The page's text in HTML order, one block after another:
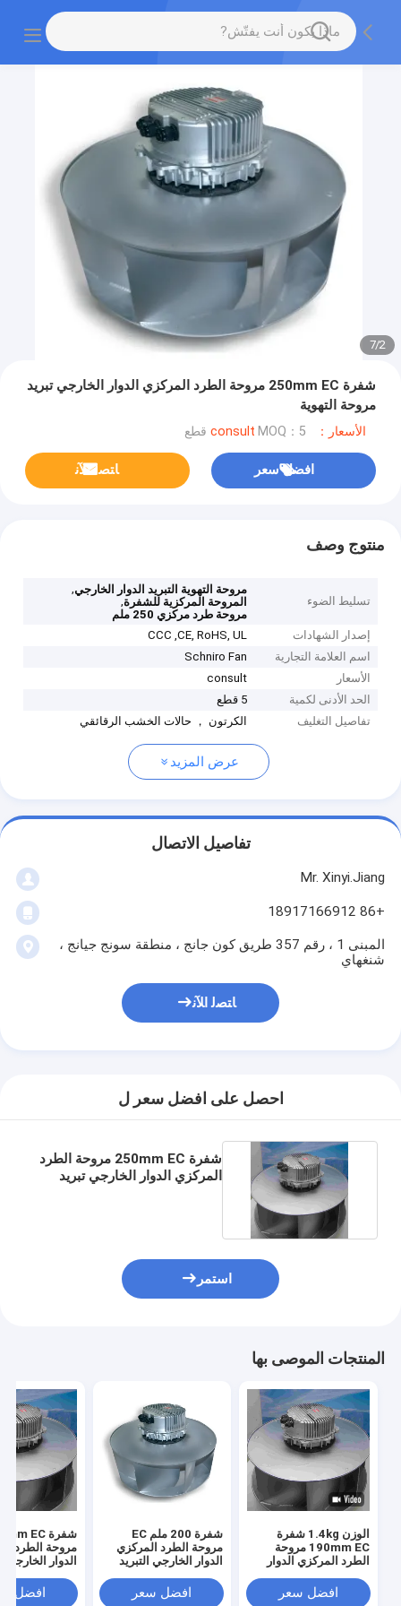
2
/
7
شفرة 250mm EC مروحة الطرد المركزي الدوار الخارجي تبريد
مروحة التهوية
الأسعار：consult MOQ：5 قطع
افضل سعر ﺎﺘﺼﻟ ﺍﻶﻧ
منتوج وصف
تسليط الضوء
مروحة التهوية التبريد الدوار الخارجي,
المروحة المركزية للشفرة,
مروحة طرد مركزي 250 ملم
إصدار الشهادات
CCC ,CE, RoHS, UL
اسم العلامة التجارية
Schniro Fan
الأسعار
consult
الحد الأدنى لكمية
5 قطع
تفاصيل التغليف
الكرتون ， حالات الخشب الرقائقي
عرض المزيد
تفاصيل الاتصال
Mr. Xinyi.Jiang
+86 18917166912
المبنى 1 ، رقم 357 طريق كون جانج ، منطقة سونج جيانج ،
شنغهاي
ﺎﺘﺼﻟ ﺍﻶﻧ
احصل على افضل سعر ل
شفرة 250mm EC مروحة الطرد
المركزي الدوار الخارجي تبريد
استمر
المنتجات الموصى بها
الوزن 1.4kg شفرة
190mm EC مروحة
الطرد المركزي الدوار
التهوية افضل سعر
شفرة 200 ملم EC
مروحة الطرد المركزي
الدوار الخارجي التبريد
افضل سعر
مروحة الطرد
الدوار الخارجي
افضل